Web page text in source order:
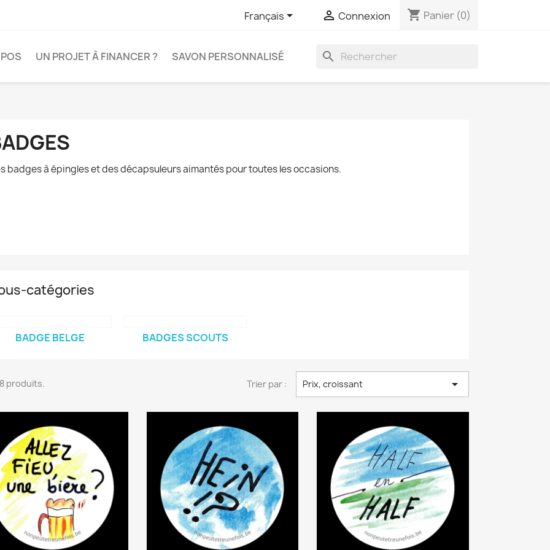
Français  Connexion shopping_cart Panier (0)
UN PROJET À FINANCER ? SAVON PERSONNALISÉ search
badges à épingles et des décapsuleurs aimantés pour toutes les occasions.
catégories
BADGE BELGE BADGES SCOUTS
produits. Trier par : Prix, croissant 